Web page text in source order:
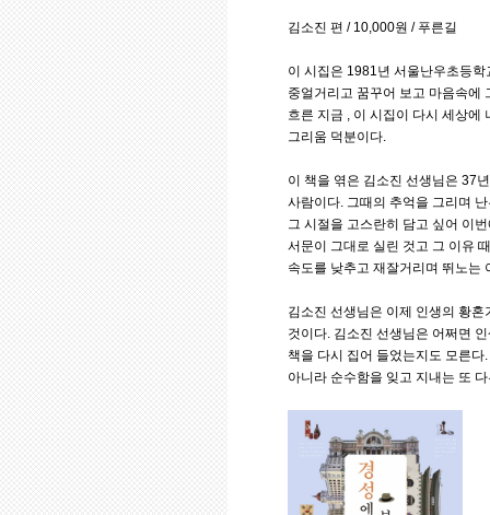
김소진 편 / 10,000원 / 푸른길
이 시집은 1981년 서울난우초등
중얼거리고 꿈꾸어 보고 마음속에
흐른 지금 , 이 시집이 다시 세상
그리움 덕분이다.
이 책을 엮은 김소진 선생님은 37
사람이다. 그때의 추억을 그리며
그 시절을 고스란히 담고 싶어 이
서문이 그대로 실린 것고 그 이유
속도를 낮추고 재잘거리며 뛰노는
김소진 선생님은 이제 인생의 황
것이다. 김소진 선생님은 어쩌면
책을 다시 집어 들었는지도 모른
아니라 순수함을 잊고 지내는 또